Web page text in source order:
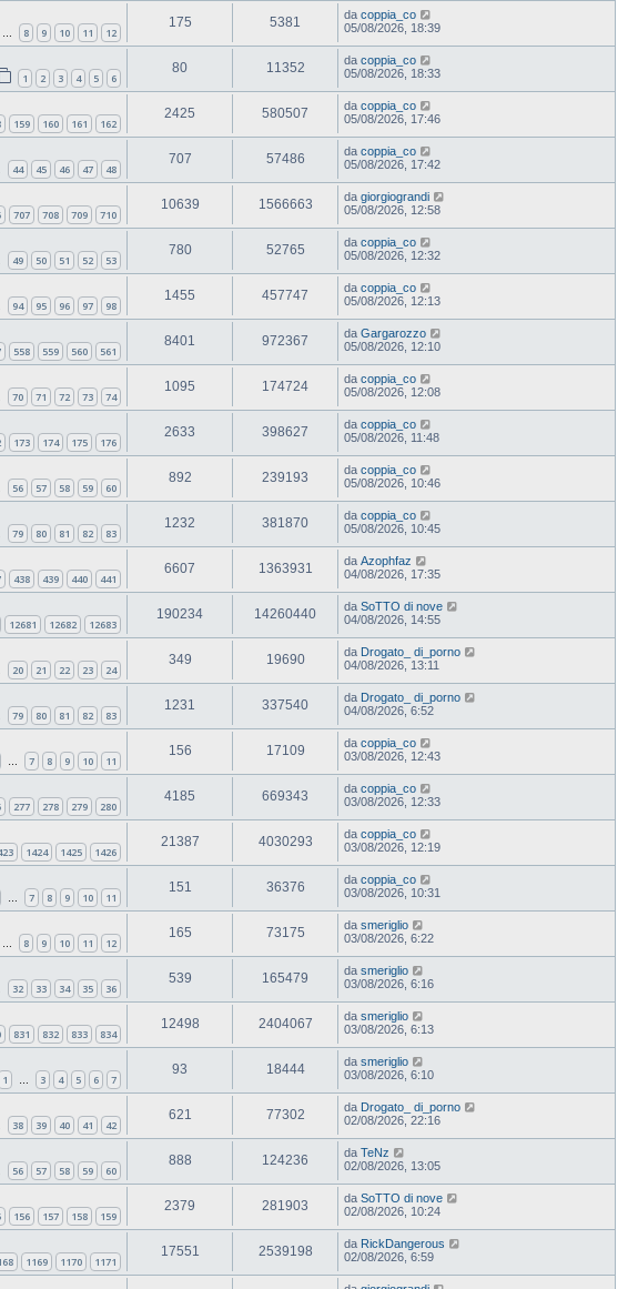
… 8 9 10 11 12
175 5381 da coppia_co
05/08/2026, 18:39
1 2 3 4 5 6
80 11352 da coppia_co
05/08/2026, 18:33
159 160 161 162
2425 580507 da coppia_co
05/08/2026, 17:46
44 45 46 47 48
707 57486 da coppia_co
05/08/2026, 17:42
707 708 709 710
10639 1566663 da giorgiograndi
05/08/2026, 12:58
49 50 51 52 53
780 52765 da coppia_co
05/08/2026, 12:32
94 95 96 97 98
1455 457747 da coppia_co
05/08/2026, 12:13
558 559 560 561
8401 972367 da Gargarozzo
05/08/2026, 12:10
70 71 72 73 74
1095 174724 da coppia_co
05/08/2026, 12:08
173 174 175 176
2633 398627 da coppia_co
05/08/2026, 11:48
56 57 58 59 60
892 239193 da coppia_co
05/08/2026, 10:46
79 80 81 82 83
1232 381870 da coppia_co
05/08/2026, 10:45
438 439 440 441
6607 1363931 da Azophfaz
04/08/2026, 17:35
12681 12682 12683
190234 14260440 da SoTTO di nove
04/08/2026, 14:55
20 21 22 23 24
349 19690 da Drogato_ di_porno
04/08/2026, 13:11
79 80 81 82 83
1231 337540 da Drogato_ di_porno
04/08/2026, 6:52
… 7 8 9 10 11
156 17109 da coppia_co
03/08/2026, 12:43
277 278 279 280
4185 669343 da coppia_co
03/08/2026, 12:33
1424 1425 1426
21387 4030293 da coppia_co
03/08/2026, 12:19
… 7 8 9 10 11
151 36376 da coppia_co
03/08/2026, 10:31
… 8 9 10 11 12
165 73175 da smeriglio
03/08/2026, 6:22
32 33 34 35 36
539 165479 da smeriglio
03/08/2026, 6:16
831 832 833 834
12498 2404067 da smeriglio
03/08/2026, 6:13
1 … 3 4 5 6 7
93 18444 da smeriglio
03/08/2026, 6:10
38 39 40 41 42
621 77302 da Drogato_ di_porno
02/08/2026, 22:16
56 57 58 59 60
888 124236 da TeNz
02/08/2026, 13:05
156 157 158 159
2379 281903 da SoTTO di nove
02/08/2026, 10:24
1169 1170 1171
17551 2539198 da RickDangerous
02/08/2026, 6:59